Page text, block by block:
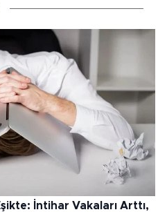
İntihar Vakaları Arttı,